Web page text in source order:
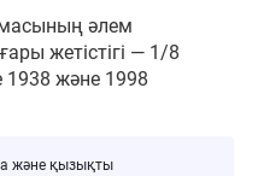
әлем
жетістігі — 1/8
және 1998
және қызықты